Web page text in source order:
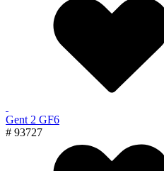
Gent 2 GF6
# 93727